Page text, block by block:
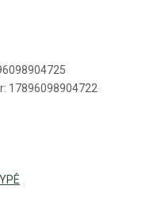
17896098904722